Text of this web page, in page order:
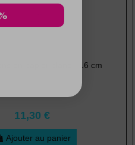
en papier blanc - 16 cm
11,30 €
Ajouter au panier